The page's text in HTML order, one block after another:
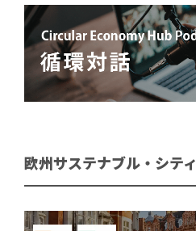
欧州サステナブル・シテ